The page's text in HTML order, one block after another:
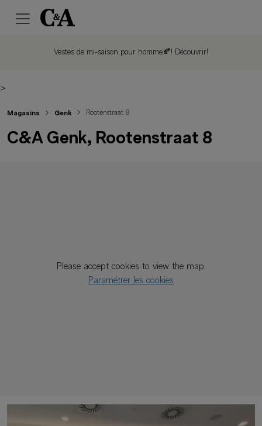
Vestes de mi-saison pour homme🍂! Découvrir!
>
Please accept cookies to view the map.
Paramétrer les cookies
Magasins Genk Rootenstraat 8
C&A Genk, Rootenstraat 8